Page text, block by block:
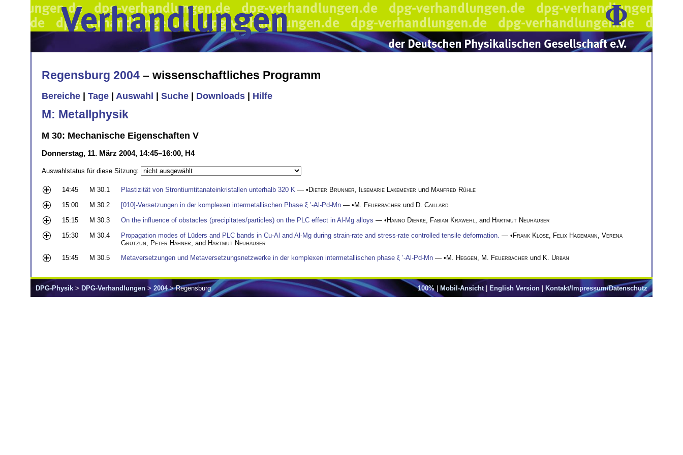
Regensburg 2004 – wissenschaftliches Programm
Bereiche Tage Auswahl Suche Downloads Hilfe
M: Metallphysik
M 30: Mechanische Eigenschaften V
Donnerstag, 11. März 2004, 14:45–16:00, H4
Auswahlstatus für diese Sitzung:
14:45 M 30.1 Plastizität von Strontiumtitanateinkristallen unterhalb 320 K — •Dieter Brunner Ilsemarie Lakemeyer und Manfred Rühle
15:00
M 30.2 [010]-Versetzungen in der komplexen intermetallischen Phase ξ ’-Al-Pd-Mn — •M. Feuerbacher und D. Caillard
15:15
M 30.3 On the influence of obstacles (precipitates/particles) on the PLC effect in Al-Mg alloys — •Hanno Dierke Fabian Krawehl , and Hartmut Neuhäuser
15:30
M 30.4 Propagation modes of Lüders and PLC bands in Cu-Al and Al-Mg during strain-rate and stress-rate controlled tensile deformation. — •Frank Klose Felix Hagemann Verena
Grützun
Peter Hähner , and Hartmut Neuhäuser
15:45
M 30.5 Metaversetzungen und Metaversetzungsnetzwerke in der komplexen intermetallischen phase ξ ’-Al-Pd-Mn — •M. Heggen M. Feuerbacher und K. Urban
100%| Mobil-Ansicht | English Version | Kontakt/Impressum/Datenschutz
DPG-Physik > DPG-Verhandlungen > 2004> Regensburg